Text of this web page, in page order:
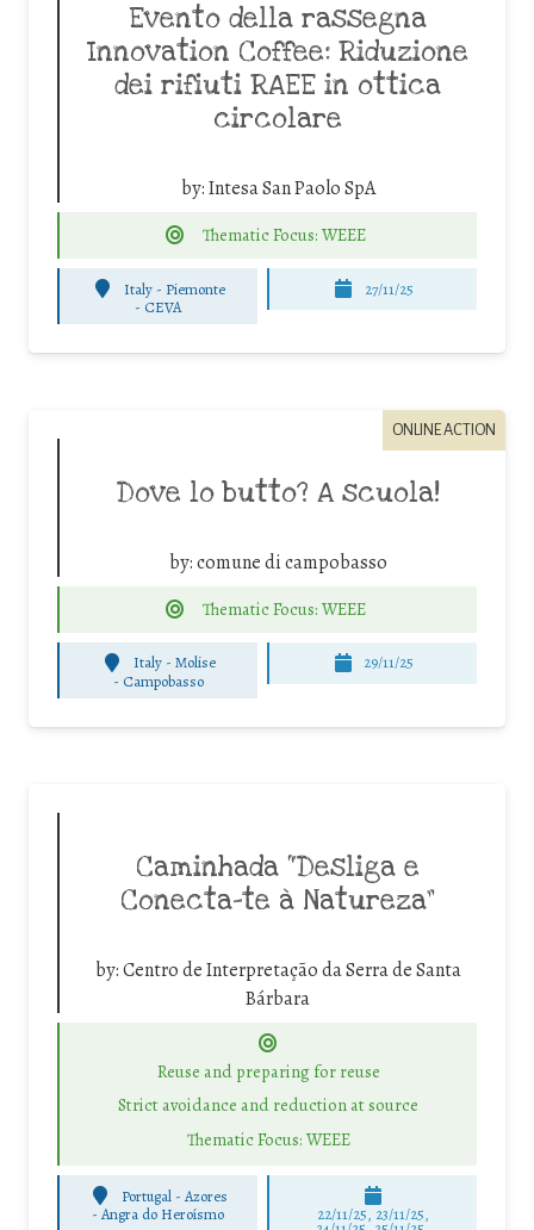
Evento della rassegna
Innovation Coffee: Riduzione
dei rifiuti RAEE in ottica
circolare
by:Intesa San Paolo SpA
Thematic Focus: WEEE
Italy - Piemonte
- CEVA
27/11/25
ONLINE ACTION
Dove lo butto? A scuola!
by:comune di campobasso
Thematic Focus: WEEE
Italy - Molise
- Campobasso
29/11/25
Caminhada “Desliga e
Conecta-te à Natureza”
by:Centro de Interpretação da Serra de Santa
Bárbara
Reuse and preparing for reuse
Strict avoidance and reduction at source
Thematic Focus: WEEE
Portugal - Azores
-Angra do Heroísmo 22/11/25, 23/11/25,